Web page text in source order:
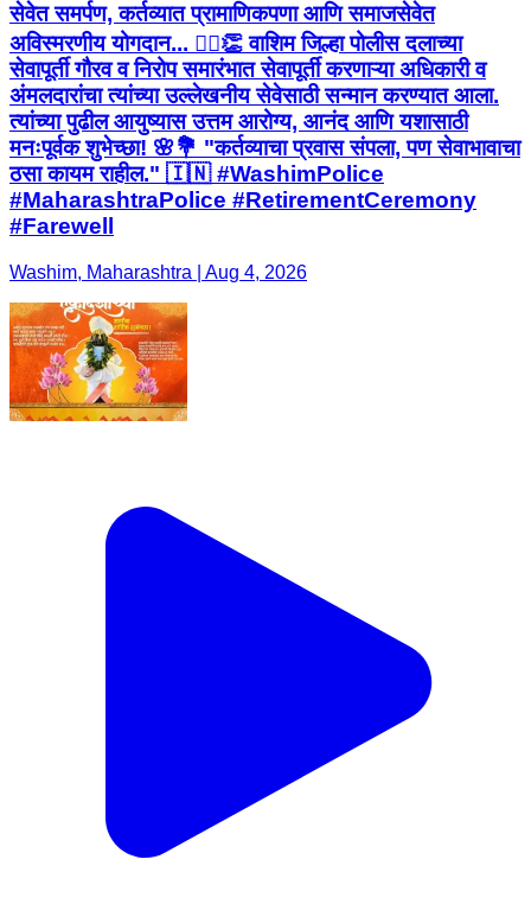
सेवेत समर्पण, कर्तव्यात प्रामाणिकपणा आणि समाजसेवेत
अविस्मरणीय योगदान... 👮‍♂️👏 वाशिम जिल्हा पोलीस दलाच्या
सेवापूर्ती गौरव व निरोप समारंभात सेवापूर्ती करणाऱ्या अधिकारी व
अंमलदारांचा त्यांच्या उल्लेखनीय सेवेसाठी सन्मान करण्यात आला.
त्यांच्या पुढील आयुष्यास उत्तम आरोग्य, आनंद आणि यशासाठी
मनःपूर्वक शुभेच्छा! 🌸💐 "कर्तव्याचा प्रवास संपला, पण सेवाभावाचा
ठसा कायम राहील." 🇮🇳 #WashimPolice
#MaharashtraPolice #RetirementCeremony
#Farewell
Washim, Maharashtra | Aug 4, 2026